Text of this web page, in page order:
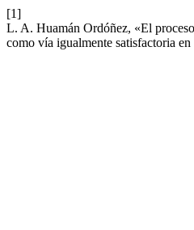
[1]
L. A. Huamán Ordóñez, «El
como vía igualmente satisfactoria en